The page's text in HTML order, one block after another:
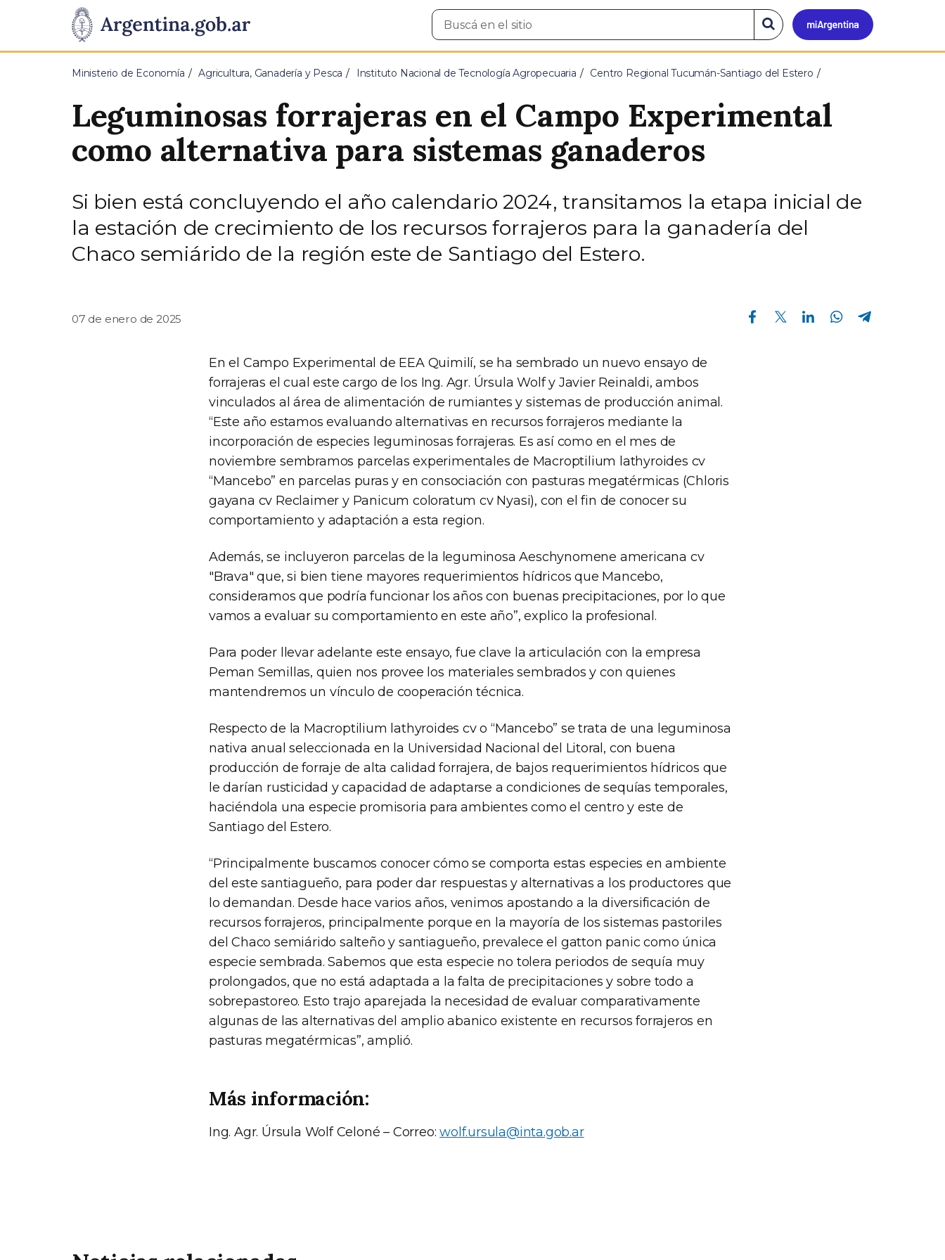
Presidencia
de
Pasar al contenido principal
Mi
Buscar
en
Buscar
en
el
sitio
Ministerio de Economía Agricultura, Ganadería y Pesca Instituto Nacional de Tecnología Agropecuaria Centro Regional Tucumán-Santiago del Estero
Leguminosas forrajeras en el Campo Experimental
como alternativa para sistemas ganaderos
Si bien está concluyendo el año calendario 2024, transitamos la etapa inicial de
la estación de crecimiento de los recursos forrajeros para la ganadería del
Chaco semiárido de la región este de Santiago del Estero.
07 de enero de 2025
Compartir en Facebook Compartir en Twitter Compartir en Linkedin Compartir en Whatsapp
En el Campo Experimental de EEA Quimilí, se ha sembrado un nuevo ensayo de
forrajeras el cual este cargo de los Ing. Agr. Úrsula Wolf y Javier Reinaldi, ambos
vinculados al área de alimentación de rumiantes y sistemas de producción animal.
“Este año estamos evaluando alternativas en recursos forrajeros mediante la
incorporación de especies leguminosas forrajeras. Es así como en el mes de
noviembre sembramos parcelas experimentales de Macroptilium lathyroides cv
“Mancebo” en parcelas puras y en consociación con pasturas megatérmicas (Chloris
gayana cv Reclaimer y Panicum coloratum cv Nyasi), con el fin de conocer su
comportamiento y adaptación a esta region.
Además, se incluyeron parcelas de la leguminosa Aeschynomene americana cv
"Brava" que, si bien tiene mayores requerimientos hídricos que Mancebo,
consideramos que podría funcionar los años con buenas precipitaciones, por lo que
vamos a evaluar su comportamiento en este año”, explico la profesional.
Para poder llevar adelante este ensayo, fue clave la articulación con la empresa
Peman Semillas, quien nos provee los materiales sembrados y con quienes
mantendremos un vínculo de cooperación técnica.
Respecto de la Macroptilium lathyroides cv o “Mancebo” se trata de una leguminosa
nativa anual seleccionada en la Universidad Nacional del Litoral, con buena
producción de forraje de alta calidad forrajera, de bajos requerimientos hídricos que
le darían rusticidad y capacidad de adaptarse a condiciones de sequías temporales,
haciéndola una especie promisoria para ambientes como el centro y este de
Santiago del Estero.
“Principalmente buscamos conocer cómo se comporta estas especies en ambiente
del este santiagueño, para poder dar respuestas y alternativas a los productores que
lo demandan. Desde hace varios años, venimos apostando a la diversificación de
recursos forrajeros, principalmente porque en la mayoría de los sistemas pastoriles
del Chaco semiárido salteño y santiagueño, prevalece el gatton panic como única
especie sembrada. Sabemos que esta especie no tolera periodos de sequía muy
prolongados, que no está adaptada a la falta de precipitaciones y sobre todo a
sobrepastoreo. Esto trajo aparejada la necesidad de evaluar comparativamente
algunas de las alternativas del amplio abanico existente en recursos forrajeros en
pasturas megatérmicas”, amplió.
Más información:
Ing. Agr. Úrsula Wolf Celoné – Correo:wolf.ursula@inta.gob.ar